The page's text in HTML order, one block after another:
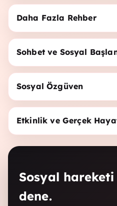
Daha Fazla Rehber
Sohbet ve Sosyal
Sosyal Özgüven
Etkinlik ve Gerçek
Sosyal
dene.